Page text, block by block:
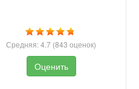
Средняя:4.7 (843 оценок)
Оценить